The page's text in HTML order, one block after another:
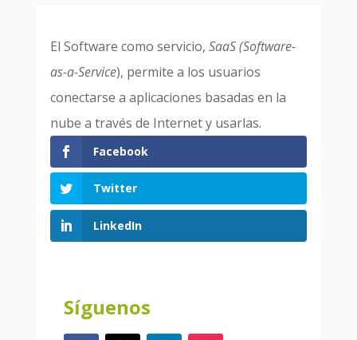
El Software como servicio, SaaS (Software-
as-a-Service), permite a los usuarios
conectarse a aplicaciones basadas en la
nube a través de Internet y usarlas.
Facebook
Twitter
LinkedIn
Síguenos